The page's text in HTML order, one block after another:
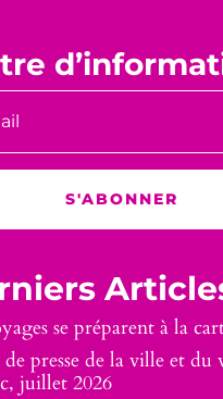
S'ABONNER
se préparent à la
de presse de la ville et du
juillet 2026